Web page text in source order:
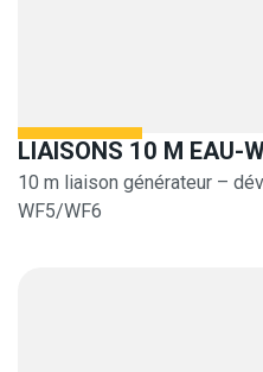
LIAISONS 10 M EAU-
10 m liaison générateur –
WF5/WF6